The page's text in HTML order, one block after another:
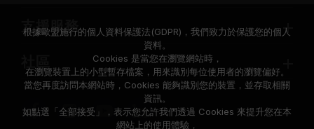
支援服務
根據歐盟施行的個人資料保護法(GDPR)，我們致力於保護您的個人
資料。
Cookies 是當您在瀏覽網站時，
在瀏覽裝置上的小型暫存檔案，用來識別每位使用者的瀏覽偏好。
當您再度訪問本網站時，Cookies 能夠識別您的裝置，並存取相關
資訊。
如點選「全部接受」，表示您允許我們透過 Cookies 來提升您在本
網站上的使用體驗，